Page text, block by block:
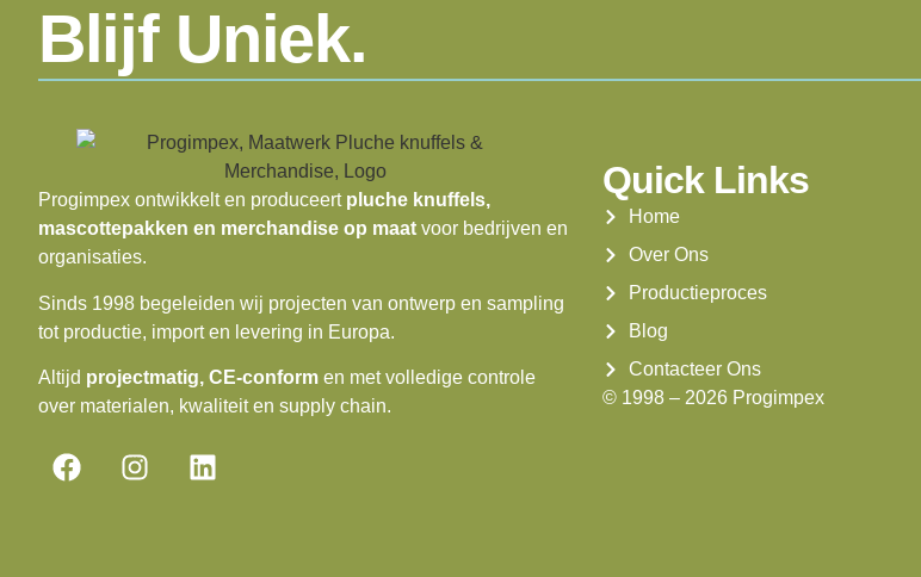
Blijf Uniek.
Progimpex ontwikkelt en produceert pluche knuffels,
mascottepakken en merchandise op maat voor bedrijven en
organisaties.
Sinds 1998 begeleiden wij projecten van ontwerp en sampling
tot productie, import en levering in Europa.
Altijd projectmatig, CE-conform en met volledige controle
over materialen, kwaliteit en supply chain.
Quick Links
Home
Over Ons
Productieproces
Blog
Contacteer Ons
© 1998 – 2026 Progimpex